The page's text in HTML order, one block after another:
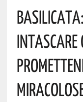
Intascare